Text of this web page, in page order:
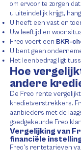
om ervoor te zorgen
u uiteindelijk krijgt,
U heeft een vast en
Uw leeftijd en
Freo voert een BKR-
U bent geen
Het leenbedrag ligt
Hoe
andere
De Freo rente
kredietverstrekkers.
aanbieders met de
goedgekeurde Freo
Vergelijking van
financiële
Freo’s rentetarieven